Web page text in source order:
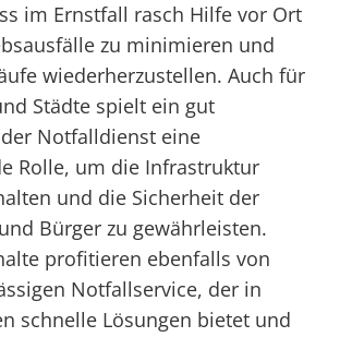
im Ernstfall rasch Hilfe vor Ort
zu minimieren und
wiederherzustellen. Auch für
Städte spielt ein gut
Notfalldienst eine
Rolle, um die Infrastruktur
und die Sicherheit der
Bürger zu gewährleisten.
profitieren ebenfalls von
Notfallservice, der in
schnelle Lösungen bietet und